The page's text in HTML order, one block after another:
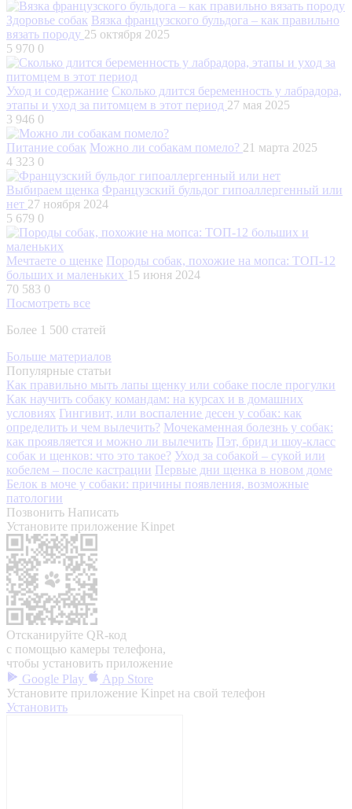
Здоровье собак Вязка французского бульдога – как правильно
вязать породу 25 октября 2025
5 970 0
Уход и содержание Сколько длится беременность у лабрадора,
этапы и уход за питомцем в этот период 27 мая 2025
3 946 0
Питание собак Можно ли собакам помело? 21 марта 2025
4 323 0
Выбираем щенка Французский бульдог гипоаллергенный или
нет 27 ноября 2024
5 679 0
Мечтаете о щенке Породы собак, похожие на мопса: ТОП-12
больших и маленьких 15 июня 2024
70 583 0
Посмотреть все
Более 1 500 статей
Больше материалов
Популярные статьи
Как правильно мыть лапы щенку или собаке после прогулки
Как научить собаку командам: на курсах и в домашних
условиях Гингивит, или воспаление десен у собак: как
определить и чем вылечить? Мочекаменная болезнь у собак:
как проявляется и можно ли вылечить Пэт, брид и шоу-класс
собак и щенков: что это такое? Уход за собакой – сукой или
кобелем – после кастрации Первые дни щенка в новом доме
Белок в моче у собаки: причины появления, возможные
патологии
Позвонить Написать
Установите приложение Kinpet
Отсканируйте QR-код
с помощью камеры телефона,
чтобы установить приложение
Google Play
App Store
Установите приложение Kinpet на свой телефон
Установить